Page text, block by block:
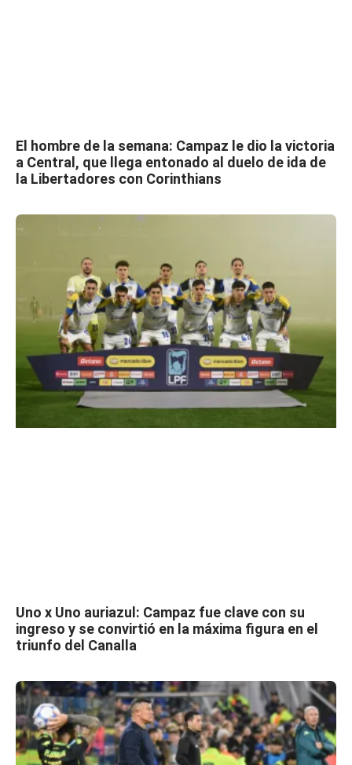
El hombre de la semana: Campaz le dio la victoria
a Central, que llega entonado al duelo de ida de
la Libertadores con Corinthians
Uno x Uno auriazul: Campaz fue clave con su
ingreso y se convirtió en la máxima figura en el
triunfo del Canalla